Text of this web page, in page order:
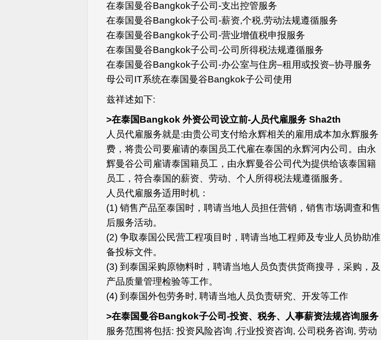
在泰国曼谷Bangkok子公司-支出控管服务
在泰国曼谷Bangkok子公司-薪资,个税,劳动法规遵循服务
在泰国曼谷Bangkok子公司-营业增值税申报服务
在泰国曼谷Bangkok子公司-公司所得税法规遵循服务
在泰国曼谷Bangkok子公司-办公室与住房–租用或投资–协寻服务
母公司IT系统在泰国曼谷Bangkok子公司使用
兹祥述如下:
>在泰国Bangkok 外资公司设立前-人员代雇服务 Sha2th
人员代雇服务就是:由贵公司支付给永辉相关的雇用成本加永辉服务
费，将贵公司要雇请的泰国员工代雇在泰国的永辉河内公司。由永
辉曼谷公司雇请泰国籍员工，由永辉曼谷公司代为提供给该泰国籍
员工，符合泰国的薪资、劳动、个人所得税法规遵循服务。
人员代雇服务适用时机：
(1) 销售产品至泰国时，聘请当地人员担任营销，销售市场调查和售
后服务活动。
(2) 争取泰国公民营工程项目时，聘请当地工程师及专业人员协助准
备投标文件。
(3) 到泰国采购原物料时，聘请当地人员负责供货商搜寻，采购，及
产品质量管理检验等工作。
(4) 到泰国外包劳务时, 聘请当地人员负责研究、开发等工作
>在泰国曼谷Bangkok子公司-投资、税务、人事薪资法规咨询服务
服务范围将包括: 投资风险咨询 ,行业投资咨询, 公司税务咨询, 劳动